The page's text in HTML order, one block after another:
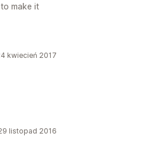
make it
kwiecień 2017
listopad 2016